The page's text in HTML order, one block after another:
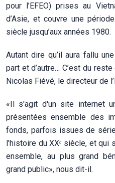
pour l’EFEO) prises au
d’Asie, et couvre une
siècle jusqu’aux années 1980.
Autant dire qu’il aura fallu
part et d’autre… C’est du
Nicolas Fiévé, le directeur de
«Il s'agit d'un site internet
présentées ensemble des
fonds, parfois issues de
l'histoire du XXᵉ siècle, et
ensemble, au plus grand
grand public», nous dit-il.